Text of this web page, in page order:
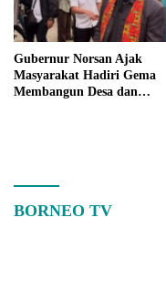
Gubernur Norsan Ajak
Masyarakat Hadiri Gema
Membangun Desa dan
BORNEO TV